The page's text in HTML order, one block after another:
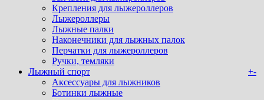
Крепления для лыжероллеров
Лыжероллеры
Лыжные палки
Наконечники для лыжных палок
Перчатки для лыжероллеров
Ручки, темляки
Лыжный спорт
+-
Аксессуары для лыжников
Ботинки лыжные